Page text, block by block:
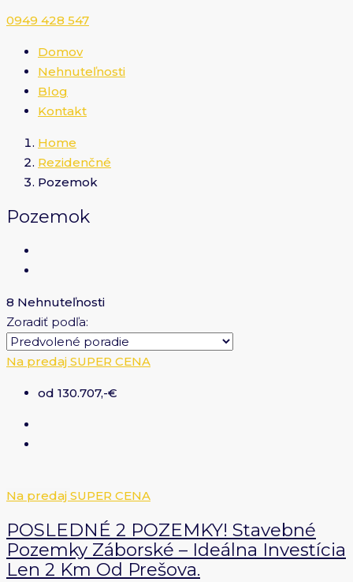
0949 428 547​
Domov
Nehnuteľnosti
Blog
Kontakt
Home
Rezidenčné
Pozemok
Pozemok
8 Nehnuteľnosti
Zoradiť podľa:
Na predaj SUPER CENA
od 130.707,-€
Na predaj SUPER CENA
POSLEDNÉ 2 POZEMKY! Stavebné
Pozemky Záborské – Ideálna Investícia
Len 2 Km Od Prešova.